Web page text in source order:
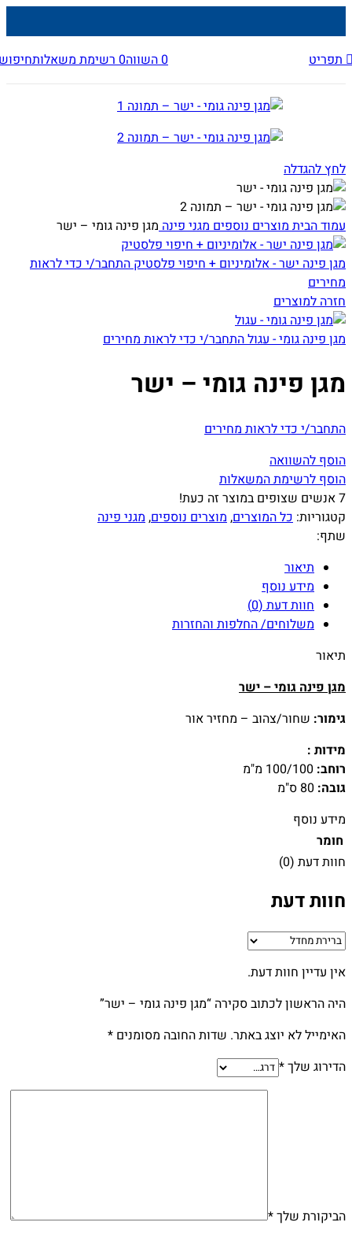
תפריט 0השווה0רשימת משאלות
לחץ להגדלה
עמוד הביתמוצרים נוספיםמגני פינהמגן פינה גומי – ישר
מגן פינה ישר - אלומיניום + חיפוי פלסטיקהתחבר/י כדי לראות
מחירים
חזרה למוצרים
מגן פינה גומי - עגולהתחבר/י כדי לראות מחירים
מגן פינה גומי – ישר
התחבר/י כדי לראות מחירים
הוסף להשוואה
הוסף לרשימת המשאלות
7אנשים שצופים במוצר זה כעת!
קטגוריות: כל המוצרים,מוצרים נוספים,מגני פינה
שתף:
תיאור
מידע נוסף
חוות דעת (0)
משלוחים/ החלפות והחזרות
תיאור
מגן פינה גומי – ישר
גימור: שחור/צהוב – מחזיר אור
מידות :
רוחב: 100/100 מ"מ
גובה:
מידע נוסף
חומר
חוות דעת (0)
חוות דעת
אין עדיין חוות דעת.
היה הראשון לכתוב סקירה “מגן פינה גומי – ישר”
האימייל לא יוצג באתר. שדות החובה מסומנים *
הדירוג שלך*
הביקורת שלך*